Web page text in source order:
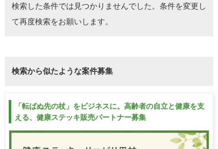
検索した条件では見つかりませんでした。条件を変更し
て再度検索をお願いします。
検索から似たような案件募集
「転ばぬ先の杖」をビジネスに。高齢者の自立と健康を支
える、健康ステッキ販売パートナー募集